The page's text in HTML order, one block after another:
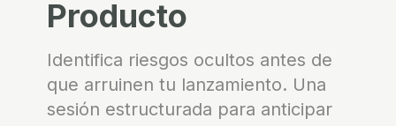
Producto
Identifica riesgos ocultos antes de
que arruinen tu lanzamiento. Una
sesión estructurada para anticipar